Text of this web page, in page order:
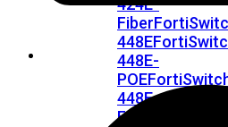
424E-
Fiber
448E
448E-
POE
448E-
FPOE